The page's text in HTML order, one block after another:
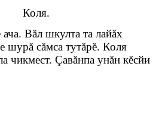
Коля.
Вăл шкулта та лайăх
шурă сăмса тутăрĕ. Коля
чикмест. Çавăнпа унăн кĕсйи